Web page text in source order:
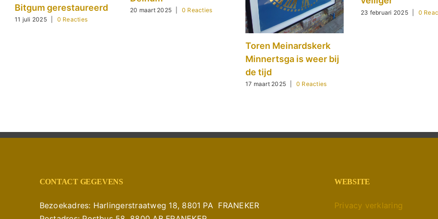
Bitgum gerestaureerd
11 juli 2025 0 Reacties
20 maart 2025 0 Reacties
Toren Meinardskerk
Minnertsga is weer bij
de tijd
17 maart 2025 0 Reacties
23 februari 2025 0
CONTACT GEGEVENS
Bezoekadres: Harlingerstraatweg 18, 8801 PA FRANEKER
WEBSITE
Privacy verklaring